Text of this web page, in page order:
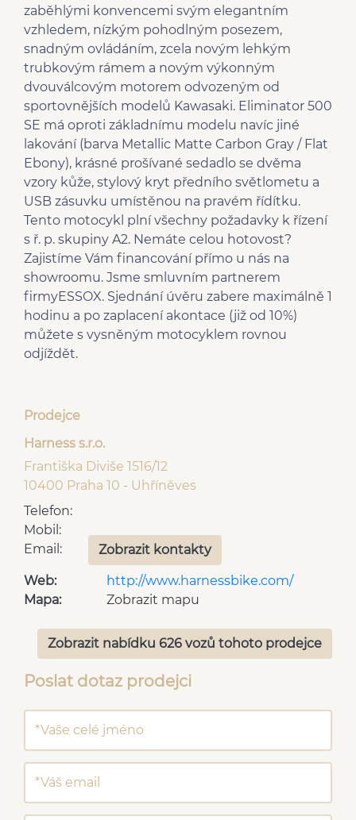
zaběhlými konvencemi svým elegantním
vzhledem, nízkým pohodlným posezem,
snadným ovládáním, zcela novým lehkým
trubkovým rámem a novým výkonným
dvouválcovým motorem odvozeným od
sportovnějších modelů Kawasaki. Eliminator 500
SE má oproti základnímu modelu navíc jiné
lakování (barva Metallic Matte Carbon Gray / Flat
Ebony), krásné prošívané sedadlo se dvěma
vzory kůže, stylový kryt předního světlometu a
USB zásuvku umístěnou na pravém řídítku.
Tento motocykl plní všechny požadavky k řízení
s ř. p. skupiny A2. Nemáte celou hotovost?
Zajistíme Vám financování přímo u nás na
showroomu. Jsme smluvním partnerem
firmyESSOX. Sjednání úvěru zabere maximálně 1
hodinu a po zaplacení akontace (již od 10%)
můžete s vysněným motocyklem rovnou
odjíždět.
Prodejce
Harness s.r.o.
Františka Diviše 1516/12
10400 Praha 10 - Uhříněves
Telefon:
Mobil:
Email:
Zobrazit kontakty
Web:
http://www.harnessbike.com/
Mapa:
Zobrazit mapu
Zobrazit nabídku 626 vozů tohoto prodejce
Poslat dotaz prodejci